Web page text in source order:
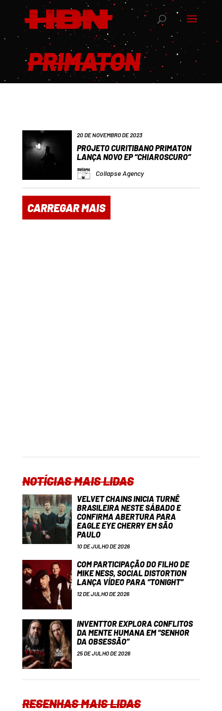
PRIMATON
20 DE NOVEMBRO DE 2023
PROJETO CURITIBANO PRIMATON
LANÇA NOVO EP “CHIAROSCURO”
Collapse Agency
CARREGAR MAIS
NOTÍCIAS MAIS LIDAS
VELVET CHAINS INICIA TURNÊ
BRASILEIRA NESTE SÁBADO E
CONFIRMA ABERTURA PARA
EAGLE EYE CHERRY EM SÃO
PAULO
10 DE JULHO DE 2026
COM PARTICIPAÇÃO DO FILHO DE
MIKE NESS, SOCIAL DISTORTION
LANÇA VÍDEO PARA “TONIGHT”
12 DE JULHO DE 2026
INVENTTOR EXPLORA CONFLITOS
DA MENTE HUMANA EM “SENHOR
DA OBSESSÃO”
25 DE JULHO DE 2026
RESENHAS MAIS LIDAS